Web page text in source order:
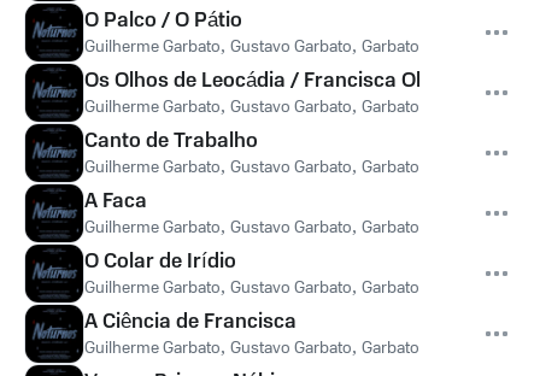
O Palco / O Pátio
Guilherme Garbato, Gustavo Garbato, Garbato + Loud
Os Olhos de Leocádia / Francisca Observa
Guilherme Garbato, Gustavo Garbato, Garbato + Loud
Canto de Trabalho
Guilherme Garbato, Gustavo Garbato, Garbato + Loud
A Faca
Guilherme Garbato, Gustavo Garbato, Garbato + Loud
O Colar de Irídio
Guilherme Garbato, Gustavo Garbato, Garbato + Loud
A Ciência de Francisca
Guilherme Garbato, Gustavo Garbato, Garbato + Loud